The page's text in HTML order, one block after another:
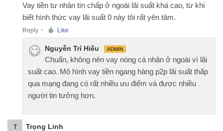
Vay tiền tư nhân tín chấp ở ngoài lãi suất khá cao, từ khi
biết hình thức vay lãi suất 0 này tôi rất yên tâm.
Reply ● Like
Nguyễn Trí Hiếu ADMIN
Chuẩn, không nên vay nóng cá nhân ở ngoài vì lãi
suất cao. Mô hình vay tiền ngang hàng p2p lãi suất thấp
qua mạng đang có rất nhiều ưu điểm và được nhiều
người tin tưởng hơn.
T Trọng Linh